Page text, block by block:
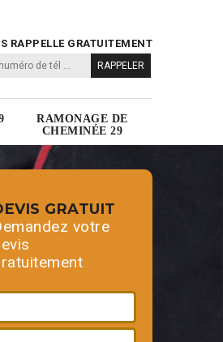
RAPPELLE GRATUITEMENT
RAMONAGE DE
CHEMINÉE 29
GRATUIT
votre